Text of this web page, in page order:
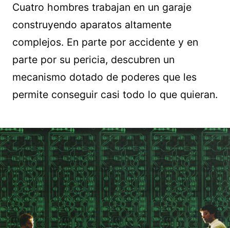
Cuatro hombres trabajan en un garaje
construyendo aparatos altamente
complejos. En parte por accidente y en
parte por su pericia, descubren un
mecanismo dotado de poderes que les
permite conseguir casi todo lo que quieran.